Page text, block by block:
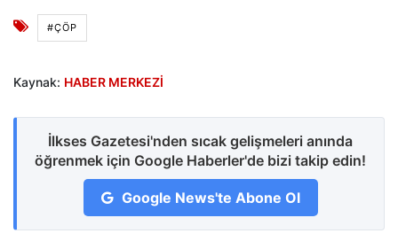
#ÇÖP
Kaynak: HABER MERKEZİ
İlkses Gazetesi'nden sıcak gelişmeleri anında
öğrenmek için Google Haberler'de bizi takip edin!
Google News'te Abone Ol